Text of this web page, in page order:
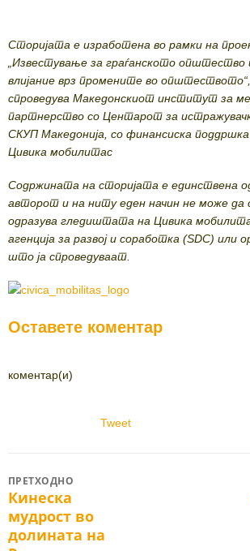
Сторијата е изработена во рамки на
„Известување за граѓанското општество
влијание врз промените во
спроведува Македонскиот институт за
партнерство со Центарот за
СКУП Македонија, со финансиска
Цивика мобилитас
Содржината на сторијата е единствена
авторот и на ниту еден начин не може да
одразува гледиштата на Цивика
агенција за развој и соработка (SDC) или
што ја спроведуваат.
Оставете коментар
коментар(и)
Tweet
Post
navigation
ПРЕТХОДНО
Previous
post:
Кинеска
мудрост во
долината на